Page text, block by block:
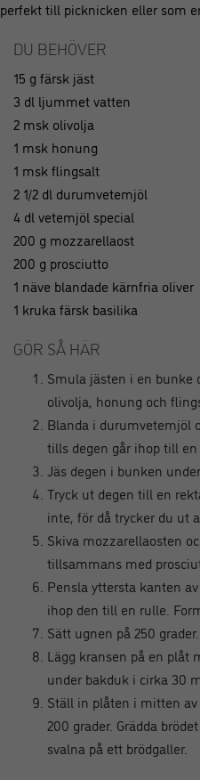
perfekt till picknicken eller som
DU BEHÖVER
15 g färsk jäst
3 dl ljummet vatten
2 msk olivolja
1 msk honung
1 msk flingsalt
2 1/2 dl durumvetemjöl
4 dl vetemjöl special
200 g mozzarellaost
200 g prosciutto
1 näve blandade kärnfria oliver
1 kruka färsk basilika
GÖR SÅ HÄR
Smula jästen i en bunke
olivolja, honung och
Blanda i durumvetemjöl
tills degen går ihop till en
Jäs degen i bunken
Tryck ut degen till en
inte, för då trycker du ut
Skiva mozzarellaosten
tillsammans med
Pensla yttersta kanten
ihop den till en rulle.
Sätt ugnen på 250 grader.
Lägg kransen på en plåt
under bakduk i cirka 30
Ställ in plåten i mitten
200 grader. Grädda
svalna på ett brödgaller.